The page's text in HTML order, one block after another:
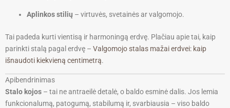
Aplinkos stilių – virtuvės, svetainės ar valgomojo.
Tai padeda kurti vientisą ir harmoningą erdvę. Plačiau apie tai, kaip
parinkti stalą pagal erdvę – Valgomojo stalas mažai erdvei: kaip
išnaudoti kiekvieną centimetrą.
Apibendrinimas
Stalo kojos – tai ne antraeilė detalė, o baldo esminė dalis. Jos lemia
funkcionalumą, patogumą, stabilumą ir, svarbiausia – viso baldo